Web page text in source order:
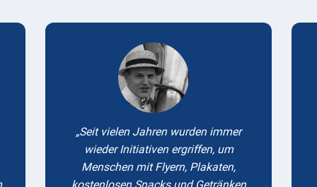
Testimonials
Seit vielen Jahren wurden immer
wieder Initiativen ergriffen, um
Menschen mit Flyern, Plakaten,